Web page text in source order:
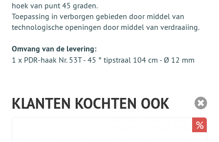
hoek van punt 45 graden.
Toepassing in verborgen gebieden door middel van
technologische openingen door middel van verdraaiing.
Omvang van de levering:
1 x PDR-haak Nr. 53T - 45 ° tipstraal 104 cm - Ø 12 mm
KLANTEN KOCHTEN OOK
%